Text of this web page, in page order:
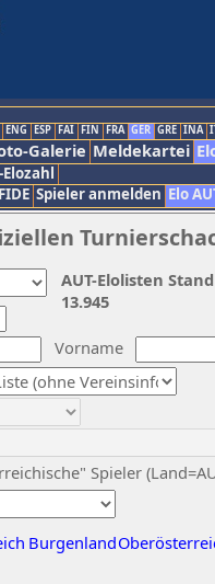
ENG ESP FAI FIN FRA GER GRE INA
Galerie Meldekartei
FIDE Spieler anmelden Elo
Vorname
Spieler
Burgenland
AUT-Elolisten
13.945